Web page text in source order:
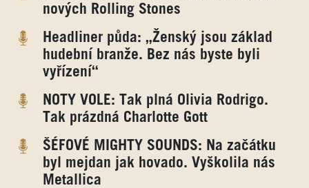
nových Rolling Stones
Headliner půda: „Ženský jsou základ
hudební branže. Bez nás byste byli
vyřízení“
NOTY VOLE: Tak plná Olivia Rodrigo.
Tak prázdná Charlotte Gott
ŠÉFOVÉ MIGHTY SOUNDS: Na začátku
byl mejdan jak hovado. Vyškolila nás
Metallica